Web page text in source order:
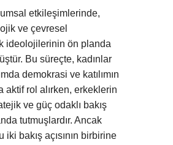
etkileşimlerinde,
ve çevresel
ideolojilerinin ön planda
Bu süreçte, kadınlar
demokrasi ve katılımın
aktif rol alırken, erkeklerin
ve güç odaklı bakış
tutmuşlardır. Ancak
bakış açısının birbirine